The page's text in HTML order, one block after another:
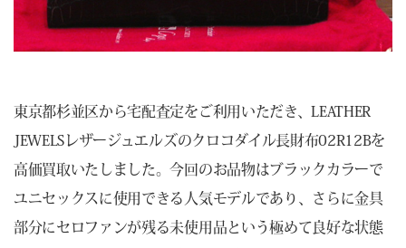
東京都杉並区から宅配査定をご利用いただき、LEATHER
JEWELSレザージュエルズのクロコダイル長財布02R12Bを
高価買取いたしました。今回のお品物はブラックカラーで
ユニセックスに使用できる人気モデルであり、さらに金具
部分にセロファンが残る未使用品という極めて良好な状態